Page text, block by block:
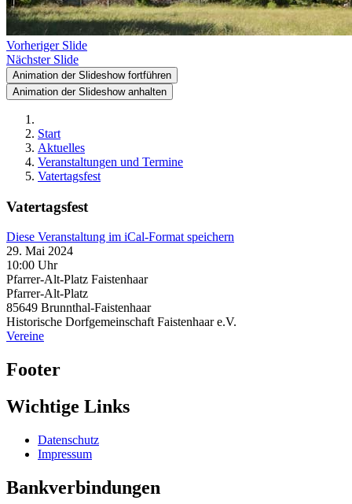
Vorheriger Slide
Nächster Slide
Animation der Slideshow fortführen
Animation der Slideshow anhalten
Start
Aktuelles
Veranstaltungen und Termine
Vatertagsfest
Vatertagsfest
Diese Veranstaltung im iCal-Format speichern
29. Mai 2024
10:00 Uhr
Pfarrer-Alt-Platz Faistenhaar
Pfarrer-Alt-Platz
85649 Brunnthal-Faistenhaar
Historische Dorfgemeinschaft Faistenhaar e.V.
Vereine
Footer
Wichtige Links
Datenschutz
Impressum
Bankverbindungen